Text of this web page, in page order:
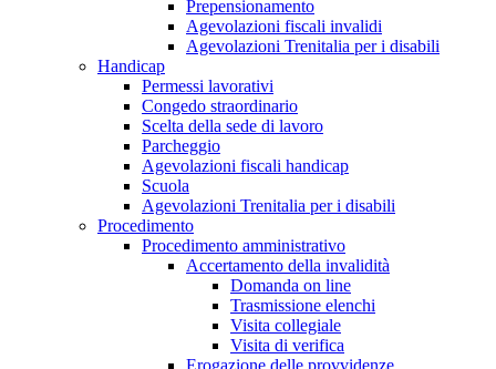
Prepensionamento
Agevolazioni fiscali invalidi
Agevolazioni Trenitalia per i disabili
Handicap
Permessi lavorativi
Congedo straordinario
Scelta della sede di lavoro
Parcheggio
Agevolazioni fiscali handicap
Scuola
Agevolazioni Trenitalia per i disabili
Procedimento
Procedimento amministrativo
Accertamento della invalidità
Domanda on line
Trasmissione elenchi
Visita collegiale
Visita di verifica
Erogazione delle provvidenze